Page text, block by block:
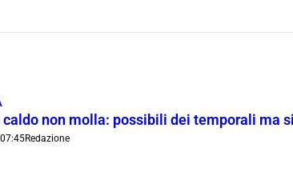
caldo non molla: possibili dei temporali ma
07:45Redazione